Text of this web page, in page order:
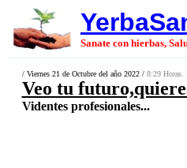
Sanate con hierbas,
/ Viernes 21 de Octubre del año 2022 / 8:29 Horas.
Veo tu
Videntes profesionales...